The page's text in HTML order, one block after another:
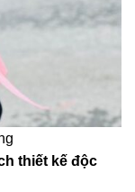
thiết kế độc